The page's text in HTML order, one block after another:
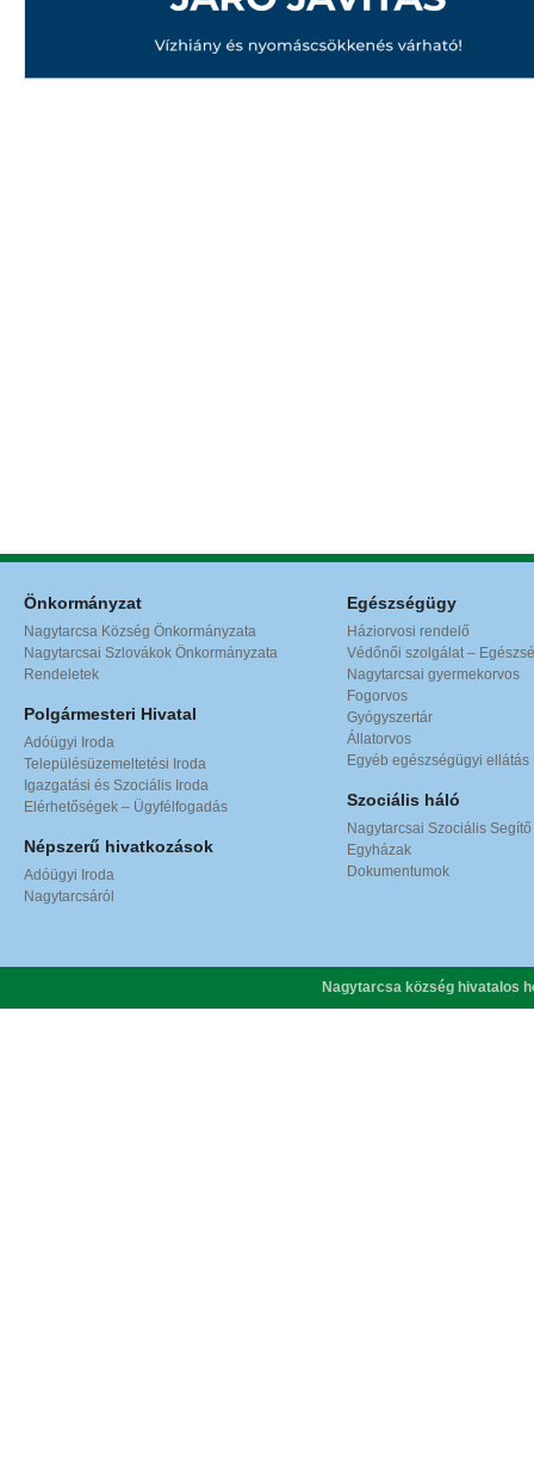
Önkormányzat
Nagytarcsa Község Önkormányzata
Nagytarcsai Szlovákok Önkormányzata
Rendeletek
Polgármesteri Hivatal
Adóügyi Iroda
Településüzemeltetési Iroda
Igazgatási és Szociális Iroda
Elérhetőségek – Ügyfélfogadás
Népszerű hivatkozások
Adóügyi Iroda
Nagytarcsáról
Egészségügy
Háziorvosi rendelő
Védőnői szolgálat –
Nagytarcsai gyermekorvos
Fogorvos
Gyógyszertár
Állatorvos
Egyéb egészségügyi ellátás
Szociális háló
Nagytarcsai Szociális
Egyházak
Dokumentumok
Nagytarcsa község hivatalos